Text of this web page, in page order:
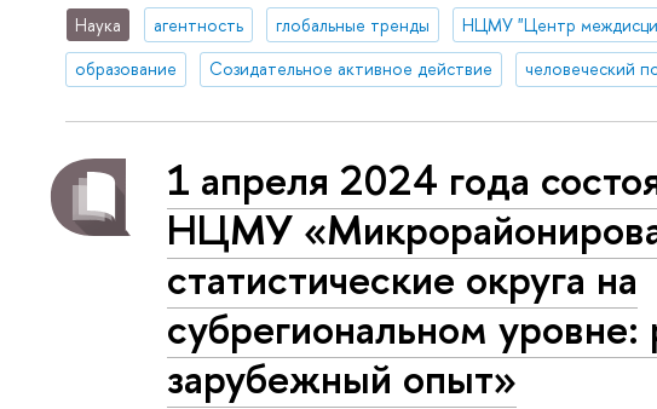
Наука агентность глобальные тренды
образование
Созидательное активное действие человеческий
1 апреля 2024 года
НЦМУ
статистические округа на
субрегиональном уровне:
зарубежный опыт»